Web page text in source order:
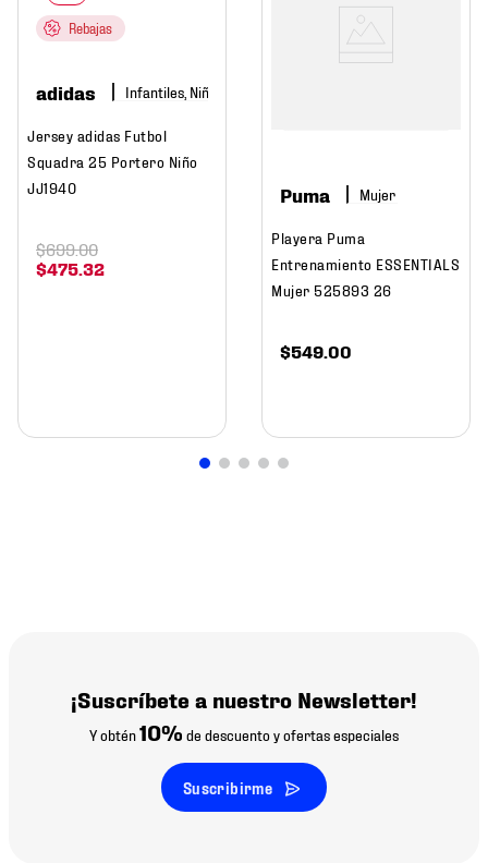
Rebajas
adidas Infantiles, Niño
Jersey adidas Futbol
Squadra 25 Portero Niño
JJ1940
$475 32
$699.00
Puma Mujer
Playera Puma
Entrenamiento ESSENTIALS
Mujer 525893 26
$549 00
¡Suscríbete a nuestro Newsletter!
Y obtén10% de descuento y ofertas especiales
Suscribirme